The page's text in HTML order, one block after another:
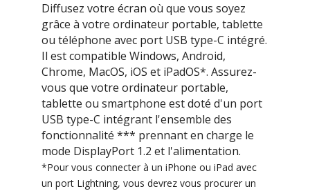
Diffusez votre écran où que vous soyez
grâce à votre ordinateur portable, tablette
ou téléphone avec port USB type-C intégré.
Il est compatible Windows, Android,
Chrome, MacOS, iOS et iPadOS*. Assurez-
vous que votre ordinateur portable,
tablette ou smartphone est doté d'un port
USB type-C intégrant l'ensemble des
fonctionnalité *** prennant en charge le
mode DisplayPort 1.2 et l'alimentation.
*Pour vous connecter à un iPhone ou iPad avec
un port Lightning, vous devrez vous procurer un